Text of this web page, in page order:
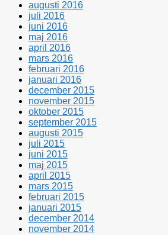
augusti 2016
juli 2016
juni 2016
maj 2016
april 2016
mars 2016
februari 2016
januari 2016
december 2015
november 2015
oktober 2015
september 2015
augusti 2015
juli 2015
juni 2015
maj 2015
april 2015
mars 2015
februari 2015
januari 2015
december 2014
november 2014